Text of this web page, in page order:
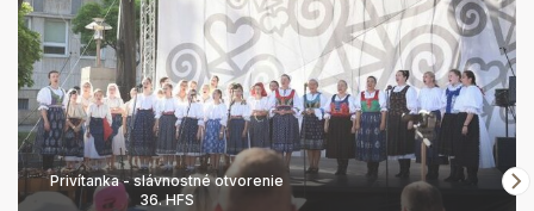
Privítanka - slávnostné otvorenie
36. HFS